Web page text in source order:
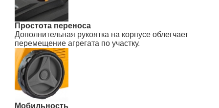
Простота переноса
Дополнительная рукоятка на корпусе облегчает
перемещение агрегата по участку.
Мобильность